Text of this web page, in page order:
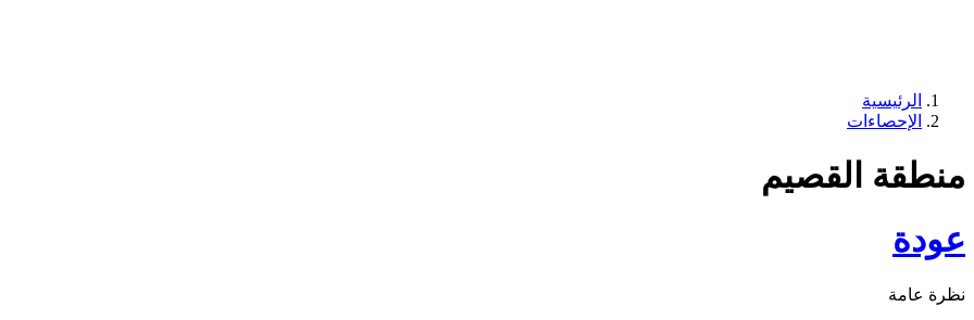
الرئيسية
الإحصاءات
منطقة القصيم
عودة
نظرة عامة